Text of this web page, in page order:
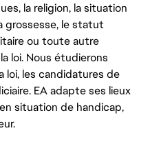
la religion, la situation
grossesse, le statut
ou toute autre
loi. Nous étudierons
loi, les candidatures de
EA adapte ses lieux
situation de handicap,